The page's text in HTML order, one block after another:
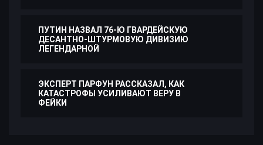
ПУТИН НАЗВАЛ 76-Ю ГВАРДЕЙСКУЮ
ДЕСАНТНО-ШТУРМОВУЮ ДИВИЗИЮ
ЛЕГЕНДАРНОЙ
ЭКСПЕРТ ПАРФУН РАССКАЗАЛ, КАК
КАТАСТРОФЫ УСИЛИВАЮТ ВЕРУ В
ФЕЙКИ